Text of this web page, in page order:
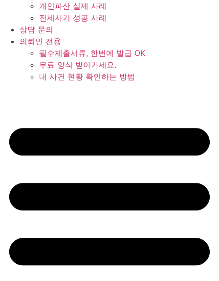
개인파산 실제 사례
전세사기 성공 사례
상담 문의
의뢰인 전용
필수제출서류, 한번에 발급 OK
무료 양식 받아가세요.
내 사건 현황 확인하는 방법